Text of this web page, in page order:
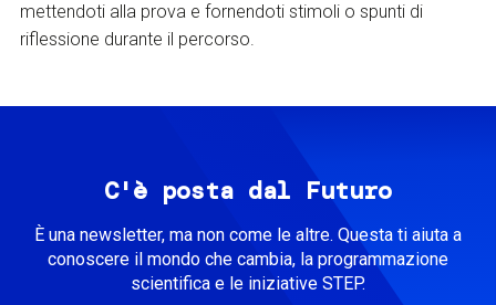
mettendoti alla prova e fornendoti stimoli o spunti di
riflessione durante il percorso.
C'è posta dal Futuro
È una newsletter, ma non come le altre. Questa ti aiuta a
conoscere il mondo che cambia, la programmazione
scientifica e le iniziative STEP.